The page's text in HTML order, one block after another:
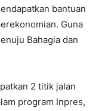
bantuan
Guna
Bahagia dan
2 titik jalan
program Inpres,